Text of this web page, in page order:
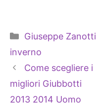
Categorie
Giuseppe Zanotti
inverno
Come scegliere i
migliori Giubbotti
2013 2014 Uomo